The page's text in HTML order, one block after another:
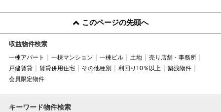
このページの先頭へ
収益物件検索
一棟アパート 一棟マンション 一棟ビル 土地
売り店舗・事務所
戸建賃貸
賃貸併用住宅 その他種別 利回り10％以上
築浅物件
会員限定物件
キーワード物件検索